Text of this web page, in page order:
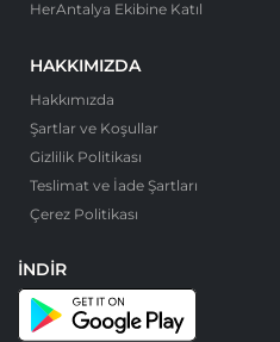
HerAntalya Ekibine Katıl
HAKKIMIZDA
Hakkımızda
Şartlar ve Koşullar
Gizlilik Politikası
Teslimat ve İade Şartları
Çerez Politikası
İNDIR